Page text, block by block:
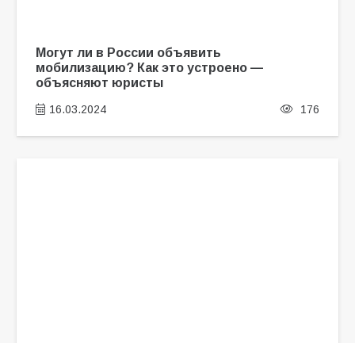
Могут ли в России объявить
мобилизацию? Как это устроено —
объясняют юристы
16.03.2024 176